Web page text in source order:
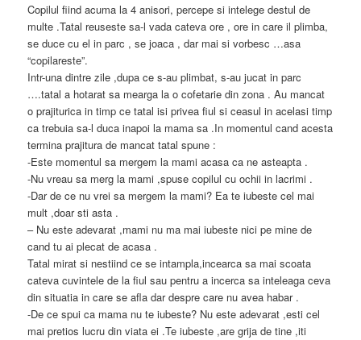
Copilul fiind acuma la 4 anisori, percepe si intelege destul de
multe .Tatal reuseste sa-l vada cateva ore , ore in care il plimba,
se duce cu el in parc , se joaca , dar mai si vorbesc …asa
“copilareste”.
Intr-una dintre zile ,dupa ce s-au plimbat, s-au jucat in parc
….tatal a hotarat sa mearga la o cofetarie din zona . Au mancat
o prajiturica in timp ce tatal isi privea fiul si ceasul in acelasi timp
ca trebuia sa-l duca inapoi la mama sa .In momentul cand acesta
termina prajitura de mancat tatal spune :
-Este momentul sa mergem la mami acasa ca ne asteapta .
-Nu vreau sa merg la mami ,spuse copilul cu ochii in lacrimi .
-Dar de ce nu vrei sa mergem la mami? Ea te iubeste cel mai
mult ,doar sti asta .
– Nu este adevarat ,mami nu ma mai iubeste nici pe mine de
cand tu ai plecat de acasa .
Tatal mirat si nestiind ce se intampla,incearca sa mai scoata
cateva cuvintele de la fiul sau pentru a incerca sa inteleaga ceva
din situatia in care se afla dar despre care nu avea habar .
-De ce spui ca mama nu te iubeste? Nu este adevarat ,esti cel
mai pretios lucru din viata ei .Te iubeste ,are grija de tine ,iti